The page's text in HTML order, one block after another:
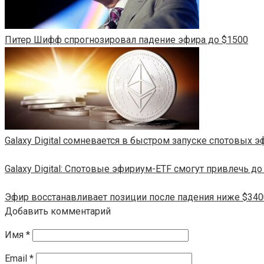
Питер Шифф спрогнозировал падение эфира до $1500
Galaxy Digital сомневается в быстром запуске спотовых
Galaxy Digital: Спотовые эфириум-ETF смогут привлечь
Эфир восстанавливает позиции после падения ниже
Добавить комментарий
Имя *
Email *